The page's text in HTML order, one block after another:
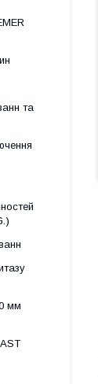
та
мм